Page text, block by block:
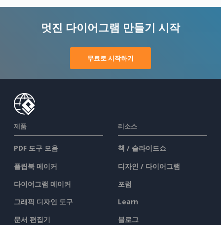
멋진 다이어그램 만들기 시작
무료로 시작하기
제품
PDF 도구 모음
플립북 메이커
다이어그램 메이커
그래픽 디자인 도구
문서 편집기
리소스
책 / 슬라이드쇼
디자인 / 다이어그램
포럼
Learn
블로그